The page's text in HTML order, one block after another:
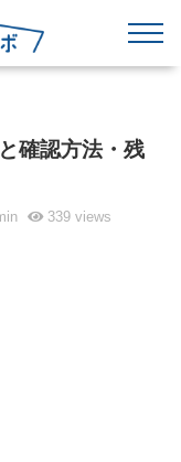
確認方法・残
339views